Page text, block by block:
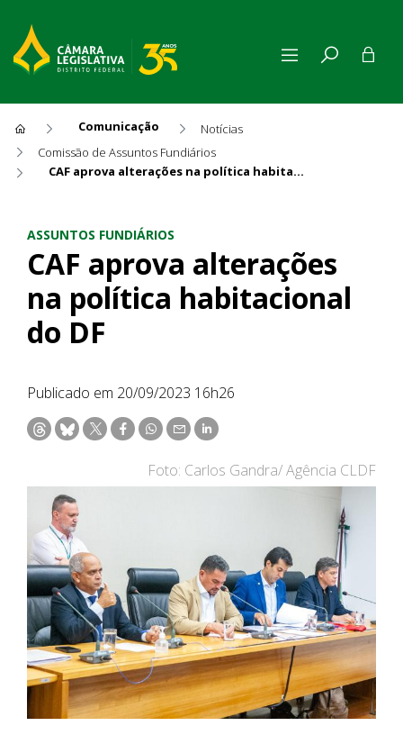
Comunicação
Notícias
Comissão de Assuntos Fundiários
CAF aprova alterações na política habitacional do DF
ASSUNTOS FUNDIÁRIOS
CAF aprova alterações
na política habitacional
do DF
Publicado em 20/09/2023 16h26
Foto: Carlos Gandra/ Agência CLDF